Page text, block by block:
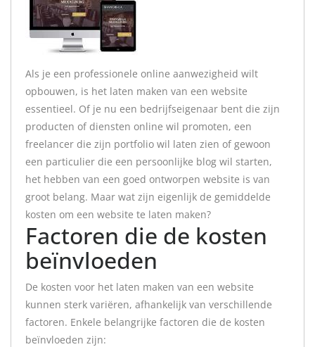
Als je een professionele online aanwezigheid wilt
opbouwen, is het laten maken van een website
essentieel. Of je nu een bedrijfseigenaar bent die zijn
producten of diensten online wil promoten, een
freelancer die zijn portfolio wil laten zien of gewoon
een particulier die een persoonlijke blog wil starten,
het hebben van een goed ontworpen website is van
groot belang. Maar wat zijn eigenlijk de gemiddelde
kosten om een website te laten maken?
Factoren die de kosten
beïnvloeden
De kosten voor het laten maken van een website
kunnen sterk variëren, afhankelijk van verschillende
factoren. Enkele belangrijke factoren die de kosten
beïnvloeden zijn: